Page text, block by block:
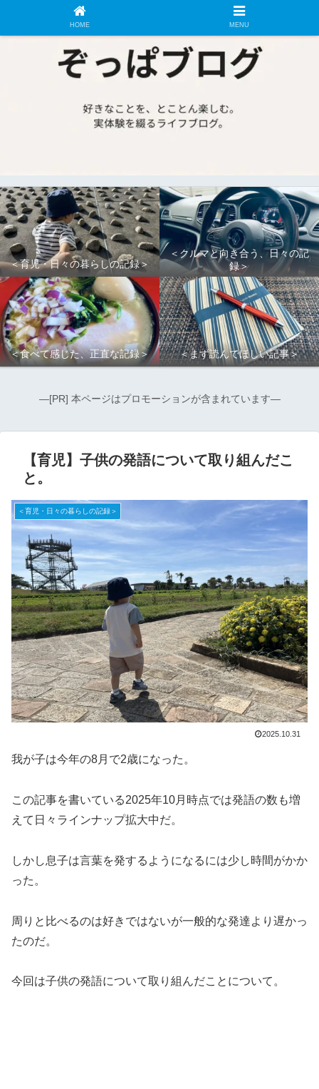
＜育児・日々の暮らしの記録＞
＜クルマと向き合う、日々の記
録＞
＜食べて感じた、正直な記録＞ ＜まず読んでほしい記事＞
―[PR] 本ページはプロモーションが含まれています―
【育児】子供の発語について取り組んだこ
と。
＜育児・日々の暮らしの記録＞
2025.10.31
我が子は今年の8月で2歳になった。
この記事を書いている2025年10月時点では発語の数も増
えて日々ラインナップ拡大中だ。
しかし息子は言葉を発するようになるには少し時間がかか
った。
周りと比べるのは好きではないが一般的な発達より遅かっ
たのだ。
今回は子供の発語について取り組んだことについて。
HOME MENU